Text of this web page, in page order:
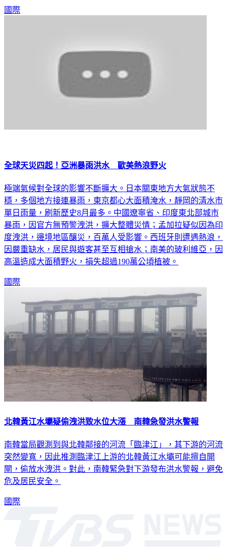
國際
全球天災四起！亞洲暴雨洪水 歐美熱浪野火
極端氣候對全球的影響不斷擴大。日本關東地方大氣狀態不
穩，多個地方接連暴雨，東京都心大面積淹水，靜岡的清水市
單日雨量，刷新歷史8月最多。中國遼寧省、印度東北部城市
暴雨，因官方無預警洩洪，擴大整體災情；孟加拉疑似因為印
度洩洪，邊境地區釀災，百萬人受影響。西班牙則遭遇熱浪，
因嚴重缺水，居民與遊客甚至互相搶水；南美的玻利維亞，因
高溫造成大面積野火，損失超過190萬公頃植被。
國際
北韓黃江水壩疑偷洩洪致水位大漲 南韓急發洪水警報
南韓當局觀測到與北韓鄰接的河流「臨津江」，其下游的河流
突然變寬，因此推測臨津江上游的北韓黃江水壩可能擅自開
閘，偷放水洩洪。對此，南韓緊急對下游發布洪水警報，避免
危及居民安全。
國際